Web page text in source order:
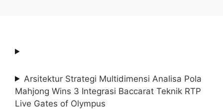
Arsitektur Strategi Multidimensi Analisa Pola
Mahjong Wins 3 Integrasi Baccarat Teknik RTP
Live Gates of Olympus